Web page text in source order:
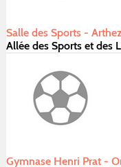
Salle des Sports -
Allée des Sports et des
Gymnase Henri Prat -